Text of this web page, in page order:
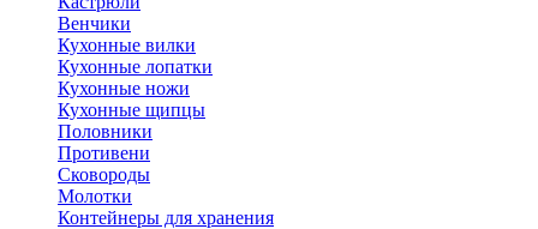
Венчики
Кухонные вилки
Кухонные лопатки
Кухонные ножи
Кухонные щипцы
Половники
Противени
Сковороды
Молотки
Контейнеры для хранения